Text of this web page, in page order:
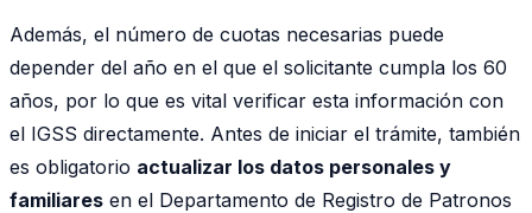
Además, el número de cuotas necesarias puede
depender del año en el que el solicitante cumpla los 60
años, por lo que es vital verificar esta información con
el IGSS directamente. Antes de iniciar el trámite, también
es obligatorio actualizar los datos personales y
familiares en el Departamento de Registro de Patronos